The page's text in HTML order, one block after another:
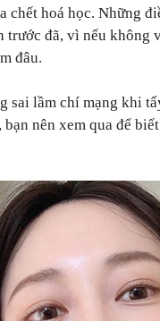
chết hoá học. Những
trước đã, vì nếu không
đâu.
sai lầm chí mạng khi
nên xem qua để